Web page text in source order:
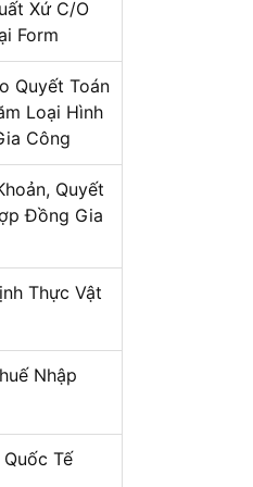
Xứ C/O
Form
Quyết Toán
Loại Hình
Công
Quyết
Đồng Gia
Thực Vật
Nhập
Quốc Tế